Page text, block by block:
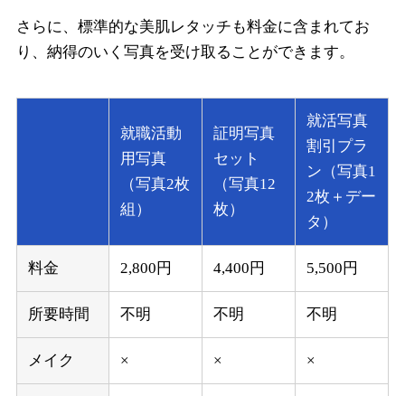
さらに、標準的な美肌レタッチも料金に含まれてお
り、納得のいく写真を受け取ることができます。
就職活動
用写真
（写真2枚
組）
証明写真
セット
（写真12
枚）
就活写真
割引プラ
ン（写真1
2枚＋デー
タ）
料金 2,800円 4,400円 5,500円
所要時間 不明 不明 不明
メイク × × ×